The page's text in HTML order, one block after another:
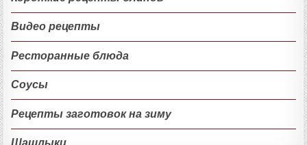
Видео рецепты
Ресторанные блюда
Соусы
Рецепты заготовок на зиму